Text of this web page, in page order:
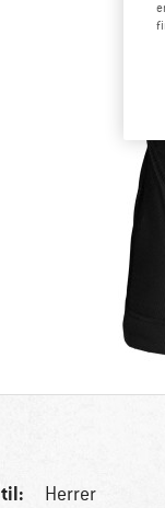
Herrer